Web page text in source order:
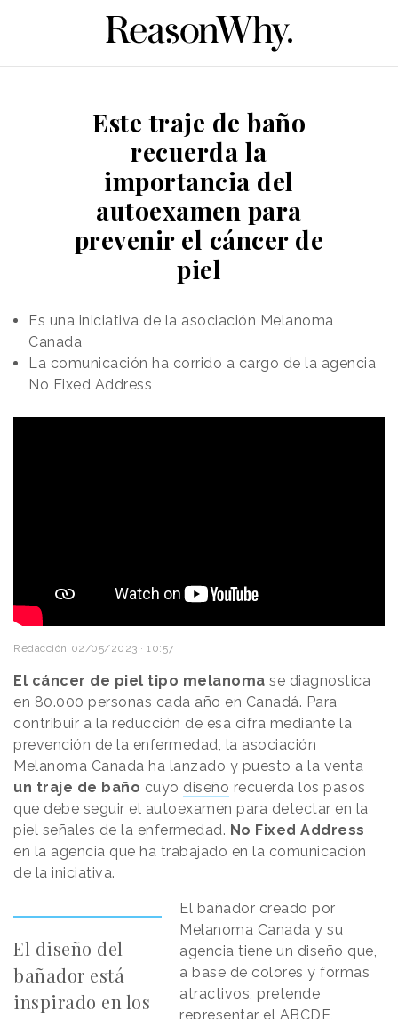
Este traje de baño
recuerda la
importancia del
autoexamen para
prevenir el cáncer de
piel
Es una iniciativa de la asociación Melanoma
Canada
La comunicación ha corrido a cargo de la agencia
No Fixed Address
Redacción 02/05/2023 · 10:57
El cáncer de piel tipo melanoma se diagnostica
en 80.000 personas cada año en Canadá. Para
contribuir a la reducción de esa cifra mediante la
prevención de la enfermedad, la asociación
Melanoma Canada ha lanzado y puesto a la venta
un traje de baño cuyo diseño recuerda los pasos
que debe seguir el autoexamen para detectar en la
piel señales de la enfermedad. No Fixed Address
en la agencia que ha trabajado en la comunicación
de la iniciativa.
El diseño del
bañador está
inspirado en los
El bañador creado por
Melanoma Canada y su
agencia tiene un diseño que,
a base de colores y formas
atractivos, pretende
representar el ABCDE,